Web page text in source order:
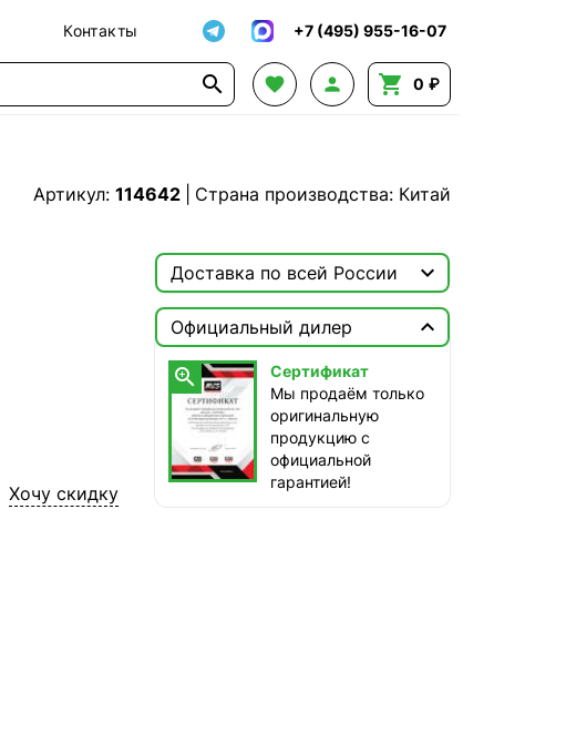
Контакты +7 (495) 955-16-07
    0 ₽
Артикул: 114642
Страна производства: Китай
Хочу скидку
Доставка по всей России 
 Москва
ТопРадар — Курьер
сегодня, от 350 ₽
ТопРадар — Самовывоз
сегодня, бесплатно
наб. Бережковская, д. 20, стр. 19
Официальный дилер


Сертификат
Мы продаём только
оригинальную
продукцию с
официальной
гарантией!